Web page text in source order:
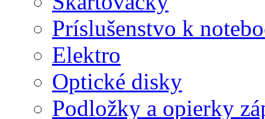
Príslušenstvo k
Elektro
Optické disky
Podložky a opierky